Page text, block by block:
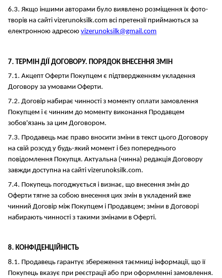
6.3. Якщо іншими авторами було виявлено розміщення їх фото-
творів на сайті vizerunoksilk.com всі претензії приймаються за
електронною адресою vizerunoksilk@gmail.com
7. ТЕРМІН ДІЇ ДОГОВОРУ. ПОРЯДОК ВНЕСЕННЯ ЗМІН
7.1. Акцепт Оферти Покупцем є підтвердженням укладення
Договору за умовами Оферти.
7.2. Договір набирає чинності з моменту оплати замовлення
Покупцем і є чинним до моменту виконання Продавцем
зобов'язань за цим Договором.
7.3. Продавець має право вносити зміни в текст цього Договору
на свій розсуд у будь-який момент і без попереднього
повідомлення Покупця. Актуальна (чинна) редакція Договору
завжди доступна на сайті vizerunoksilk.com.
7.4. Покупець погоджується і визнає, що внесення змін до
Оферти тягне за собою внесення цих змін в укладений вже
чинний Договір між Покупцем і Продавцем; зміни в Договорі
набирають чинності з такими змінами в Оферті.
8. КОНФІДЕНЦІЙНІСТЬ
8.1. Продавець гарантує збереження таємниці інформації, що її
Покупець вказує при реєстрації або при оформленні замовлення.